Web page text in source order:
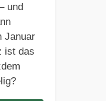
und
Januar
ist das